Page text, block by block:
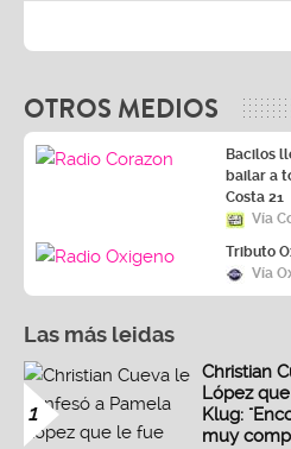
OTROS MEDIOS
Bacilos
bailar a
Costa 21
Vía
Tributo
Vía
Las más leidas
1
Christian
López
Klug:
muy